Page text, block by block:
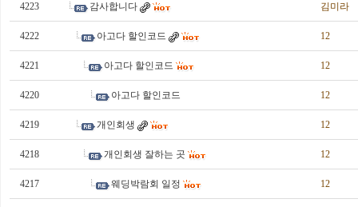
4223 감사합니다 김미라
4222 아고다 할인코드 12
4221 아고다 할인코드 12
4220 아고다 할인코드 12
4219 개인회생 12
4218 개인회생 잘하는 곳 12
4217 웨딩박람회 일정 12